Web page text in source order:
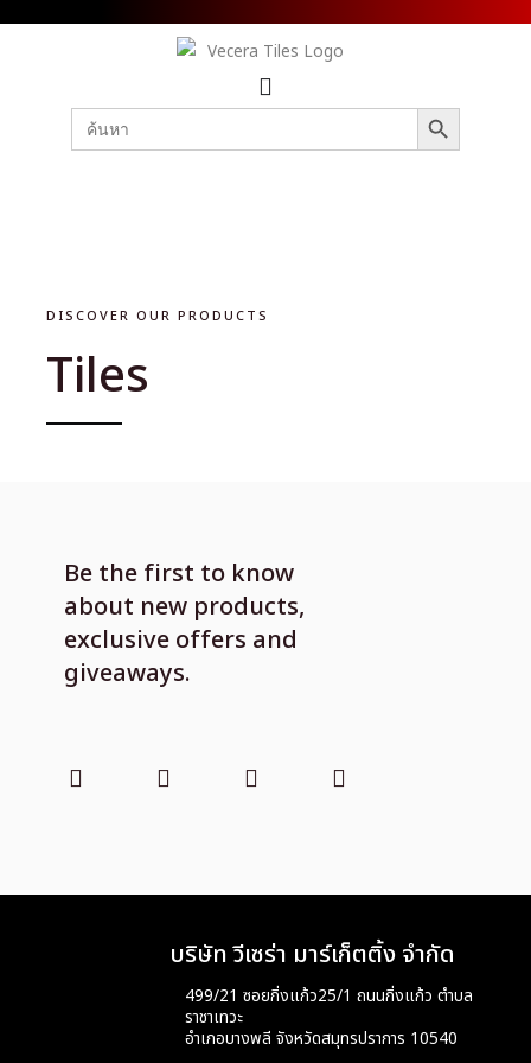
Search
for:
SEARCH BUTTON
DISCOVER OUR PRODUCTS
Tiles
Be the first to know
about new products,
exclusive offers and
giveaways.
บริษัท วีเซร่า มาร์เก็ตติ้ง จำกัด
499/21 ซอยกิ่งแก้ว25/1 ถนนกิ่งแก้ว ตำบล
ราชาเทวะ
อำเภอบางพลี จังหวัดสมุทรปราการ 10540